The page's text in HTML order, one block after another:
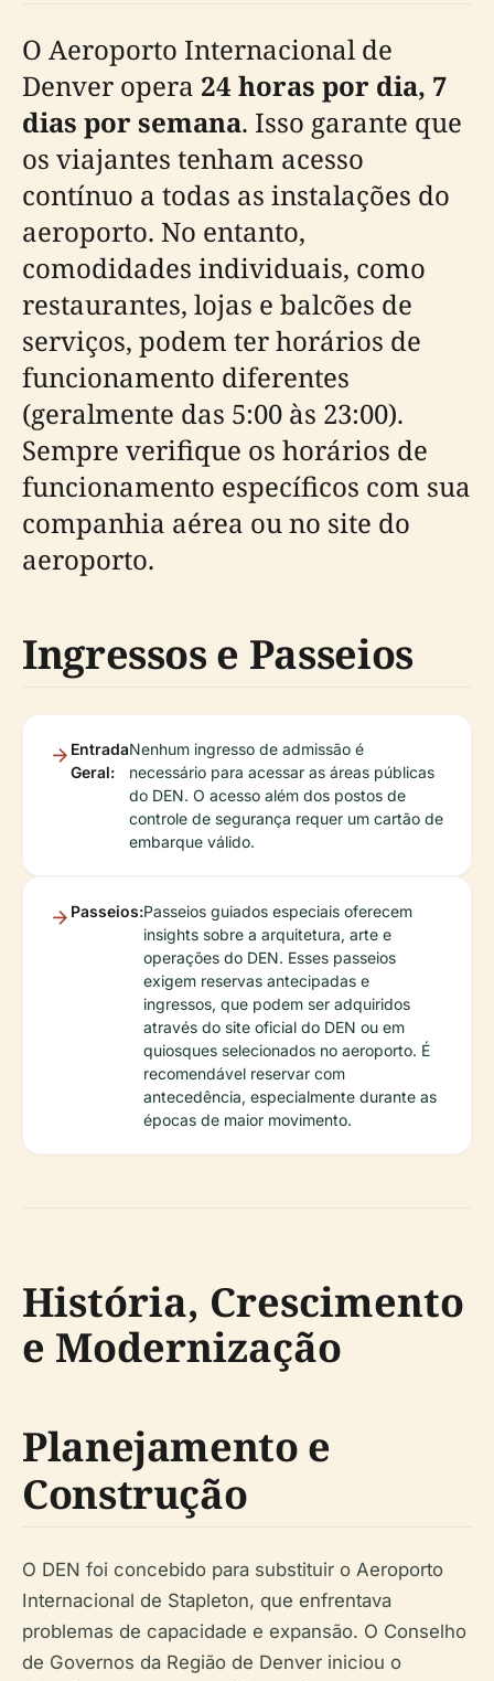
O Aeroporto Internacional de
Denver opera 24 horas por dia, 7
dias por semana. Isso garante que
os viajantes tenham acesso
contínuo a todas as instalações do
aeroporto. No entanto,
comodidades individuais, como
restaurantes, lojas e balcões de
serviços, podem ter horários de
funcionamento diferentes
(geralmente das 5:00 às 23:00).
Sempre verifique os horários de
funcionamento específicos com sua
companhia aérea ou no site do
aeroporto.
Ingressos e Passeios
Entrada
Geral:
Nenhum ingresso de admissão é
necessário para acessar as áreas públicas
do DEN. O acesso além dos postos de
controle de segurança requer um cartão de
embarque válido.
Passeios:Passeios guiados especiais oferecem
insights sobre a arquitetura, arte e
operações do DEN. Esses passeios
exigem reservas antecipadas e
ingressos, que podem ser adquiridos
através do site oficial do DEN ou em
quiosques selecionados no aeroporto. É
recomendável reservar com
antecedência, especialmente durante as
épocas de maior movimento.
História, Crescimento
e Modernização
Planejamento e
Construção
O DEN foi concebido para substituir o Aeroporto
Internacional de Stapleton, que enfrentava
problemas de capacidade e expansão. O Conselho
de Governos da Região de Denver iniciou o